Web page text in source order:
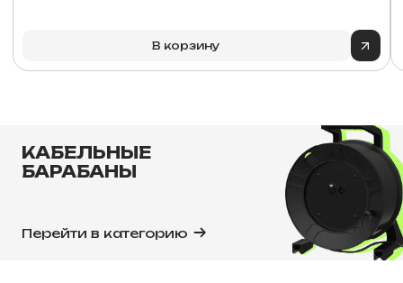
В корзину
КАБЕЛЬНЫЕ
БАРАБАНЫ
Перейти в категорию